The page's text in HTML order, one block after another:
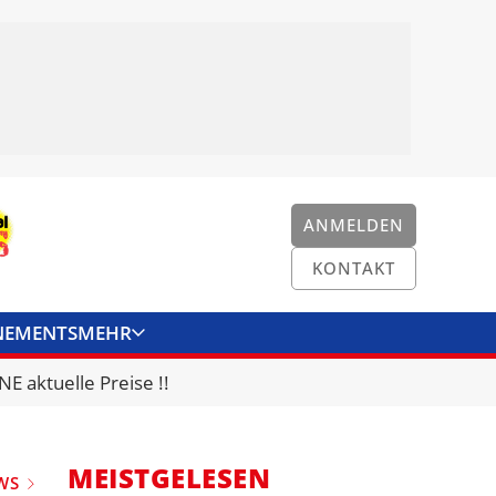
ANMELDEN
KONTAKT
MEHR
KONTAKT
aktuelle Preise !!
MEISTGELESEN